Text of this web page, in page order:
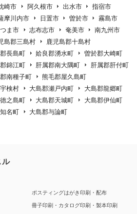
崎市 阿久根市 出水市
指宿市
摩川内市 日置市 曽於市
霧島市
ま市 志布志市 奄美市
南九州市
島郡三島村
鹿児島郡十島村
長島町 姶良郡湧水町
曽於郡大崎町
錦江町 肝属郡南大隅町
肝属郡肝付町
南種子町
熊毛郡屋久島町
検村 大島郡瀬戸内町
大島郡龍郷町
之島町 大島郡天城町
大島郡伊仙町
名町 大島郡与論町
ル
ポスティングはがき印刷・配布
冊子印刷・カタログ印刷・製本印刷